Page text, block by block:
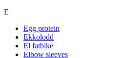
E
Egg protein
Ekkolodd
El fatbike
Elbow sleeves